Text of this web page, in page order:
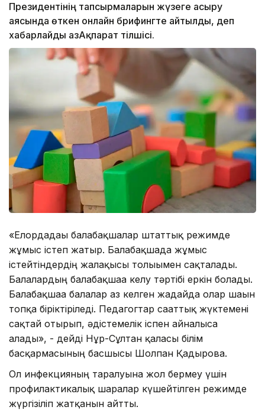
Президентінің тапсырмаларын жүзеге асыру
аясында өткен онлайн брифингте айтылды, деп
хабарлайды ҚазАқпарат тілшісі.
«Елордадағы балабақшалар штаттық режимде
жұмыс істеп жатыр. Балабақшада жұмыс
істейтіндердің жалақысы толығымен сақталады.
Балалардың балабақшаға келу тәртібі еркін болады.
Балабақшаға балалар аз келген жағдайда олар шағын
топқа біріктіріледі. Педагогтар сағаттық жүктемені
сақтай отырып, әдістемелік іспен айналыса
алады», - дейді Нұр-Сұлтан қаласы білім
басқармасының басшысы Шолпан Қадырова.
Ол инфекцияның таралуына жол бермеу үшін
профилактикалық шаралар күшейтілген режимде
жүргізіліп жатқанын айтты.